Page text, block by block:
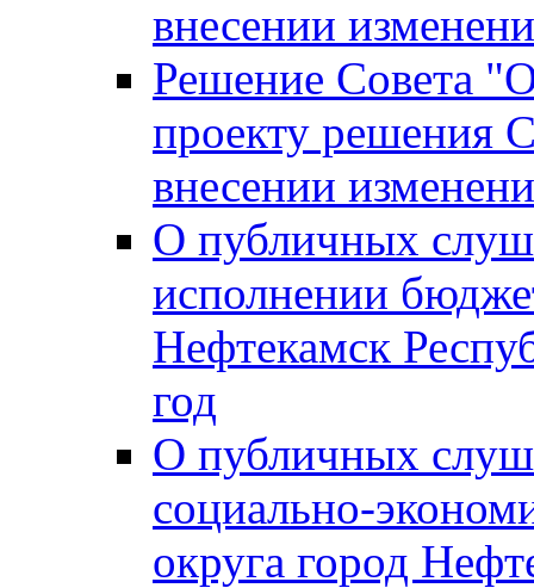
внесении
Решение Совета
проекту решения
внесении
О публичных
исполнении
Нефтекамск
год
О публичных
социально-
округа город